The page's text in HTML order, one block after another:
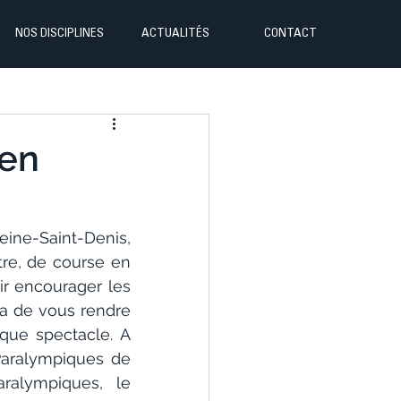
NOS DISCIPLINES ACTUALITÉS CONTACT
Saint-Denis,
de course en
encourager les
de vous rendre
spectacle. A
de
le